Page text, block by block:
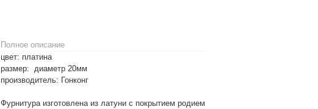
Полное описание
цвет: платина
размер: диаметр 20мм
производитель: Гонконг
Фурнитура изготовлена из латуни с покрытием родием